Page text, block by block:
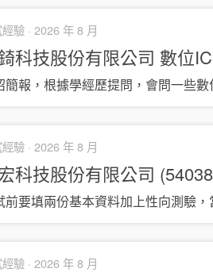
驗 · 2026 年 8 月
科技股份有限公司 數位
簡報，根據學經歷提問，會問一些
驗 · 2026 年 8 月
科技股份有限公司
前要填兩份基本資料加上性向測驗
驗 · 2026 年 8 月